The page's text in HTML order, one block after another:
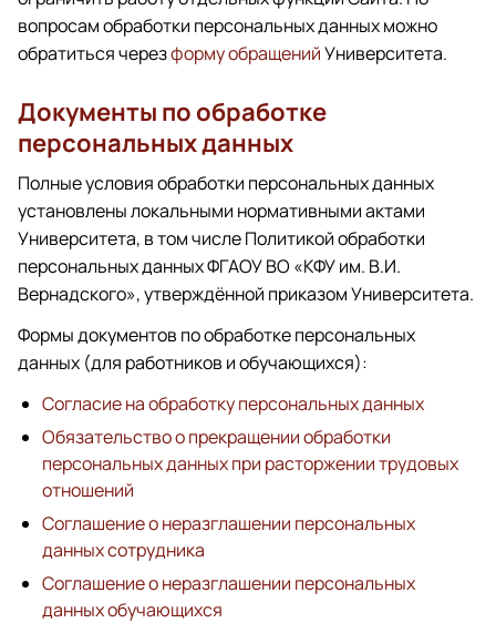
вопросам обработки персональных данных можно
обратиться черезформу обращенийУниверситета.
Документы по обработке
персональных данных
Полные условия обработки персональных данных
установлены локальными нормативными актами
Университета, в том числе Политикой обработки
персональных данных ФГАОУ ВО «КФУ им. В.И.
Вернадского», утверждённой приказом Университета.
Формы документов по обработке персональных
данных (для работников и обучающихся):
Согласие на обработку персональных данных
Обязательство о прекращении обработки
персональных данных при расторжении трудовых
отношений
Соглашение о неразглашении персональных
данных сотрудника
Соглашение о неразглашении персональных
данных обучающихся